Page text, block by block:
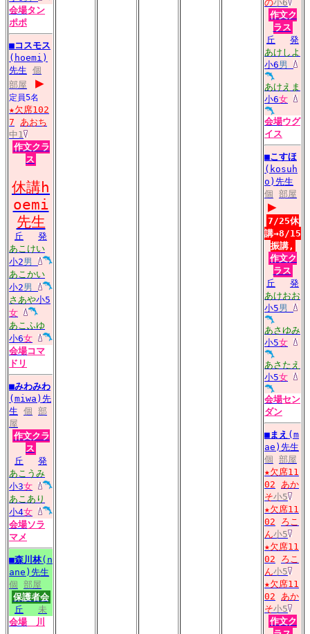
会場タン
ポポ
■コスモス
(hoemi)
先生 個
部屋
▶
定員5名
★欠席102
7
あおち
中1
作文クラ
ス
休講h
oemi
先生
丘
発
あこけい
小2男
あこかい
小2男
さあや小5
女
あこふゆ
小6女
会場コマ
ドリ
■みわみわ
(miwa)先
生 個 部
屋
作文クラ
ス
丘
発
あこうみ
小3女
あこあり
小4女
会場ソラ
マメ
■森川林(n
ane)先生
個 部屋
保護者会
丘
未
会場川
の小6
作文ク
ラス
丘
発
あけしよ
小6男
あけえま
小6女
会場ウグ
イス
■こすほ
(kosuh
o)先生
個 部屋
▶
7/25休
講→8/15
振講,
作文ク
ラス
丘
発
あけおお
小5男
あさゆみ
小5女
あさたえ
小5女
会場セン
ダン
■まえ (m
ae)先生
個 部屋
★欠席11
02
あか
そ小5
★欠席11
02
ろこ
ん小5
★欠席11
02
ろこ
ん小5
★欠席11
02
あか
そ小5
作文ク